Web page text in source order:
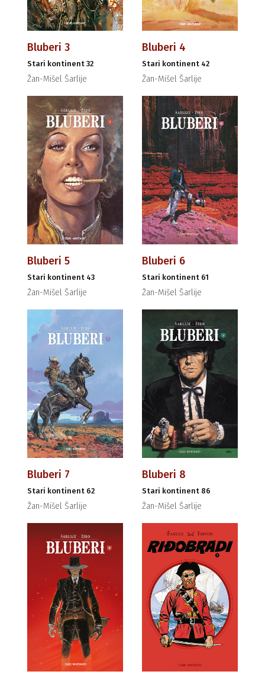
Bluberi 3
Stari kontinent 32
Žan-Mišel Šarlije
Bluberi 4
Stari kontinent 42
Žan-Mišel Šarlije
Bluberi 5
Stari kontinent 43
Žan-Mišel Šarlije
Bluberi 6
Stari kontinent 61
Žan-Mišel Šarlije
Bluberi 7
Stari kontinent 62
Žan-Mišel Šarlije
Bluberi 8
Stari kontinent 86
Žan-Mišel Šarlije